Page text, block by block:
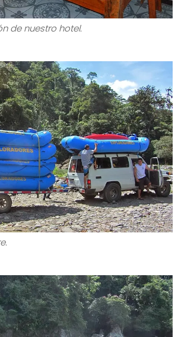
de nuestro hotel.